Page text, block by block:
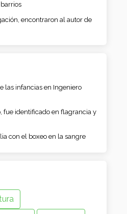
encontraron al autor de
las infancias en Ingeniero
fue identificado en flagrancia y
con el boxeo en la sangre